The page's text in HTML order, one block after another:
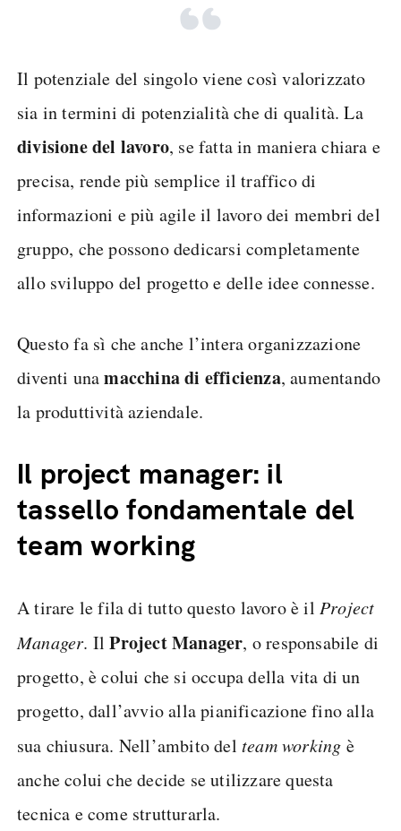
Il potenziale del singolo viene così valorizzato
sia in termini di potenzialità che di qualità. La
divisione del lavoro, se fatta in maniera chiara e
precisa, rende più semplice il traffico di
informazioni e più agile il lavoro dei membri del
gruppo, che possono dedicarsi completamente
allo sviluppo del progetto e delle idee connesse.
Questo fa sì che anche l’intera organizzazione
diventi unamacchina di efficienza, aumentando
la produttività aziendale.
Il project manager: il
tassello fondamentale del
team working
A tirare le fila di tutto questo lavoro è il Project
Manager. IlProject Manager, o responsabile di
progetto, è colui che si occupa della vita di un
progetto, dall’avvio alla pianificazione fino alla
sua chiusura. Nell’ambito del team working è
anche colui che decide se utilizzare questa
tecnica e come strutturarla.